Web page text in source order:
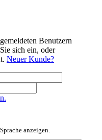
Benutzern
sich ein, oder
Neuer Kunde?
anzeigen.